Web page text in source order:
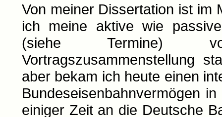
Von meiner Dissertation ist im
ich meine aktive wie
(siehe Termine)
Vortragszusammenstellung
aber bekam ich heute einen
Bundeseisenbahnvermögen
einiger Zeit an die Deutsche